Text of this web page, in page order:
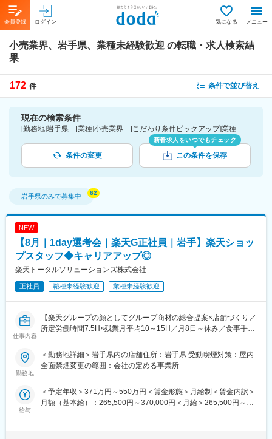
会員登録 ログイン 気になる メニュー
小売業界、岩手県、業種未経験歓迎 の転職・求人検索結
果
172 件 条件で並び替え
現在の検索条件
[勤務地]岩手県 [業種]小売業界 [こだわり条件ピックアップ]業種未経験歓迎 [詳細条件](募集・採用情報)業種未経験歓迎
条件の変更
新着求人をいつでもチェック
この条件を保存
岩手県のみで募集中
NEW
【8月｜1day選考会｜楽天G正社員｜岩手】楽天ショッ
プスタッフ◆キャリアアップ◎
楽天トータルソリューションズ株式会社
正社員 職種未経験歓迎 業種未経験歓迎
仕事内容
【楽天グループの顔としてグループ商材の総合提案×店舗づくり／
所定労働時間7.5H×残業月平均10～15H／月8日～休み／食事手当
楽天モバイルショップに来店されるお客様へ、スマートフォン・
料金プラン・楽天カード・楽天市場・楽天ポイントなど、楽天経
活をより豊かにするトータルサポートを行うポジションです。
勤務地
＜勤務地詳細＞岩手県内の店舗住所：岩手県 受動喫煙対策：屋内
全面禁煙変更の範囲：会社の定める事業所
給与
＜予定年収＞371万円～550万円＜賃金形態＞月給制＜賃金内訳＞
月額（基本給）：265,500円～370,000円＜月給＞265,500円～